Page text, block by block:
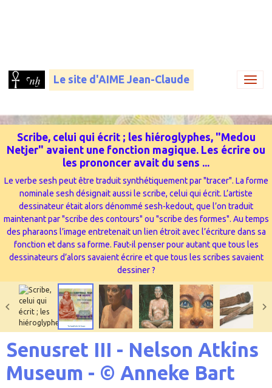
Le site d'AIME Jean-Claude
Scribe, celui qui écrit ; les hiéroglyphes, "Medou
Netjer" avaient une fonction magique. Les écrire ou
les prononcer avait du sens ...
Le verbe sesh peut être traduit synthétiquement par "tracer". La forme
nominale sesh désignait aussi le scribe, celui qui écrit. L’artiste
dessinateur était alors dénommé sesh-kedout, que l’on traduit
maintenant par "scribe des contours" ou "scribe des formes". Au temps
des pharaons l’image entretenait un lien étroit avec l’écriture dans sa
fonction et dans sa forme. Faut-il penser pour autant que tous les
dessinateurs d’alors savaient écrire et que tous les scribes savaient
dessiner ?
Senusret III - Nelson Atkins
Museum - © Anneke Bart